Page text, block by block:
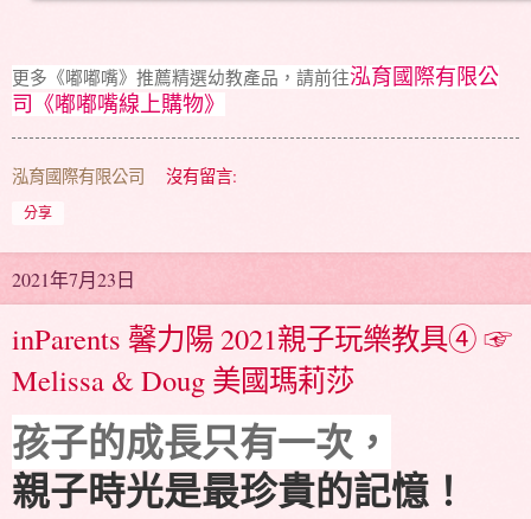
更多《嘟嘟嘴》推薦精選幼教產品，請前往泓育國際有限公
司《嘟嘟嘴線上購物》
泓育國際有限公司 沒有留言:
分享
2021年7月23日
inParents 馨力陽 2021親子玩樂教具④ ☞
Melissa & Doug 美國瑪莉莎
孩子的成長只有一次，
親子時光是最珍貴的記憶！